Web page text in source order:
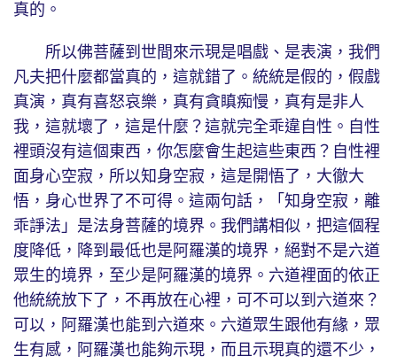
真的。
所以佛菩薩到世間來示現是唱戲、是表演，我們
凡夫把什麼都當真的，這就錯了。統統是假的，假戲
真演，真有喜怒哀樂，真有貪瞋痴慢，真有是非人
我，這就壞了，這是什麼？這就完全乖違自性。自性
裡頭沒有這個東西，你怎麼會生起這些東西？自性裡
面身心空寂，所以知身空寂，這是開悟了，大徹大
悟，身心世界了不可得。這兩句話，「知身空寂，離
乖諍法」是法身菩薩的境界。我們講相似，把這個程
度降低，降到最低也是阿羅漢的境界，絕對不是六道
眾生的境界，至少是阿羅漢的境界。六道裡面的依正
他統統放下了，不再放在心裡，可不可以到六道來？
可以，阿羅漢也能到六道來。六道眾生跟他有緣，眾
生有感，阿羅漢也能夠示現，而且示現真的還不少，